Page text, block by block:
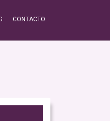
CONTACTO